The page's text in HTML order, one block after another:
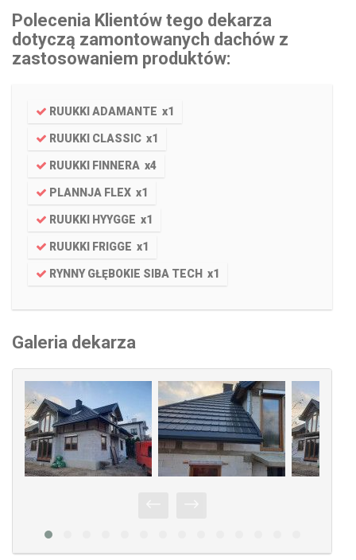
Polecenia Klientów tego dekarza
dotyczą zamontowanych dachów z
zastosowaniem produktów:
RUUKKI ADAMANTE x1
RUUKKI CLASSIC x1
RUUKKI FINNERA x4
PLANNJA FLEX x1
RUUKKI HYYGGE x1
RUUKKI FRIGGE x1
RYNNY GŁĘBOKIE SIBA TECH x1
Galeria dekarza